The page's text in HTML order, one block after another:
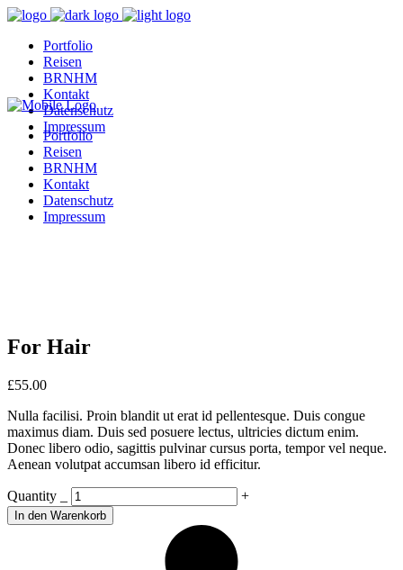
Portfolio
Reisen
BRNHM
Kontakt
Datenschutz
Impressum
Portfolio
Reisen
BRNHM
Kontakt
Datenschutz
Impressum
For Hair
£55.00
Nulla facilisi. Proin blandit ut erat id pellentesque. Duis congue
maximus diam. Duis sed posuere lectus, ultricies dictum enim.
Donec libero odio, sagittis pulvinar cursus porta, tempor vel neque.
Aenean volutpat accumsan libero id efficitur.
For
Hair
quantity
Quantity +
In den Warenkorb